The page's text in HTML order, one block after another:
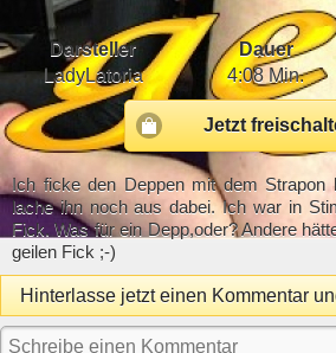
Darsteller Dauer
LadyLatoria
4:08 Min.
Jetzt
Ich ficke den Deppen mit dem
lache ihn noch aus dabei. Ich war in
Fick. Was für ein Depp,oder? Andere
geilen Fick ;-)
Hinterlasse jetzt einen Kommentar